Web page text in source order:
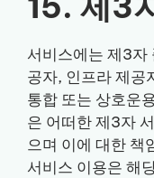
서비스에는 제3
공자, 인프라 제공
통합 또는 상호운
은 어떠한 제3자
으며 이에 대한 책
서비스 이용은 해